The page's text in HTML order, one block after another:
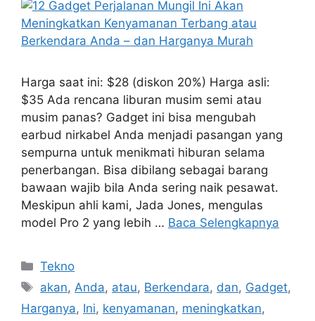
Harga saat ini: $28 (diskon 20%) Harga asli:
$35 Ada rencana liburan musim semi atau
musim panas? Gadget ini bisa mengubah
earbud nirkabel Anda menjadi pasangan yang
sempurna untuk menikmati hiburan selama
penerbangan. Bisa dibilang sebagai barang
bawaan wajib bila Anda sering naik pesawat.
Meskipun ahli kami, Jada Jones, mengulas
model Pro 2 yang lebih … Baca Selengkapnya
Kategori
Tekno
Tag
akan,Anda, atau, Berkendara, dan, Gadget,
Harganya, Ini, kenyamanan, meningkatkan,